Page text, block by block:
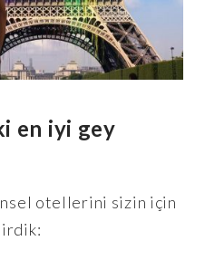
en iyi gey
otellerini sizin için